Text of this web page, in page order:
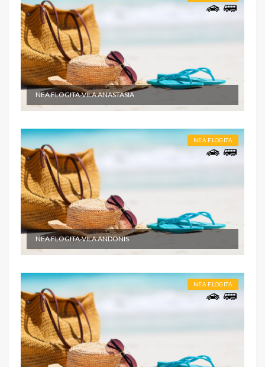
NEA FLOGITA-VILA ANASTASIA
NEA FLOGITA
NEA FLOGITA-VILA ANDONIS
NEA FLOGITA